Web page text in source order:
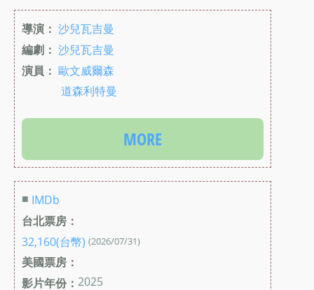
導演： 沙兒瓦吉曼
編劇： 沙兒瓦吉曼
演員： 歐文威爾森
道森利特曼
MORE
■ IMDb
台北票房：
32,160(台幣) (2026/07/31)
美國票房：
影片年份： 2025